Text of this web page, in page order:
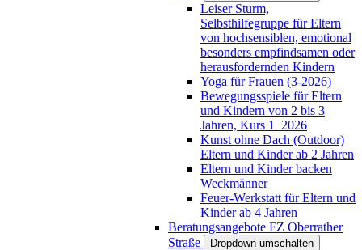
Leiser Sturm,
Selbsthilfegruppe für Eltern
von hochsensiblen, emotional
besonders empfindsamen oder
herausfordernden Kindern
Yoga für Frauen (3-2026)
Bewegungsspiele für Eltern
und Kindern von 2 bis 3
Jahren, Kurs 1_2026
Kunst ohne Dach (Outdoor)
Eltern und Kinder ab 2 Jahren
Eltern und Kinder backen
Weckmänner
Feuer-Werkstatt für Eltern und
Kinder ab 4 Jahren
Beratungsangebote FZ Oberrather
Straße
Dropdown umschalten